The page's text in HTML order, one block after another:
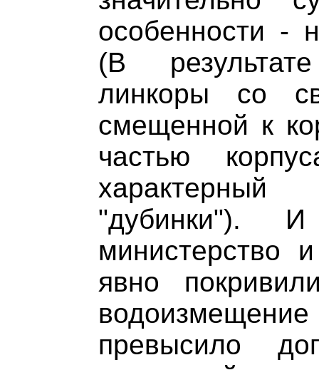
особенности -
(В
линкоры со
смещенной к
частью
"дубинки").
министерство
явно
превысило